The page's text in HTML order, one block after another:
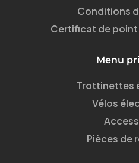
Conditions
Certificat de
Menu
Trottinettes
Vélos
Pièces de